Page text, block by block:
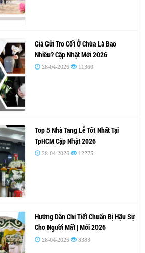
Giá Gửi Tro Cốt Ở Chùa Là Bao
Nhiêu? Cập Nhật Mới 2026
28-04-2026 11360
Top 5 Nhà Tang Lễ Tốt Nhất Tại
TpHCM Cập Nhật 2026
28-04-2026 12275
Hướng Dẫn Chi Tiết Chuẩn Bị Hậu Sự
Cho Người Mất | Mới 2026
28-04-2026 8383